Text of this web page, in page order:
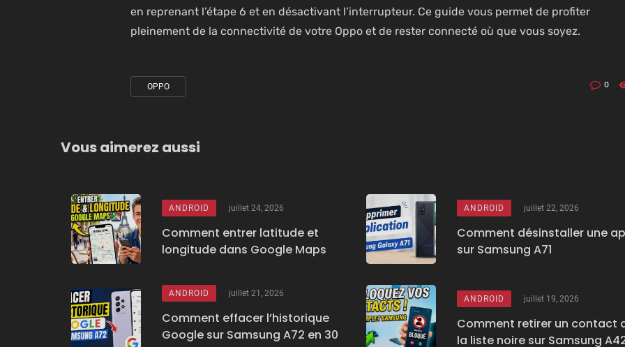
en reprenant l’étape 6 et en désactivant l’interrupteur. Ce guide vous permet de profiter
pleinement de la connectivité de votre Oppo et de rester connecté où que vous soyez.
Tagged
OPPO 0
Vous aimerez aussi
ANDROID juillet 24, 2026
Comment entrer latitude et
longitude dans Google Maps
ANDROID juillet 22, 2026
Comment désinstaller une
sur Samsung A71
ANDROID juillet 21, 2026
Comment effacer l’historique
Google sur Samsung A72 en 30
ANDROID juillet 19, 2026
Comment retirer un contact
la liste noire sur Samsung